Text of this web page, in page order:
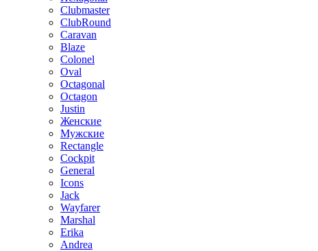
Clubmaster
ClubRound
Caravan
Blaze
Colonel
Oval
Octagonal
Octagon
Justin
Женские
Мужские
Rectangle
Cockpit
General
Icons
Jack
Wayfarer
Marshal
Erika
Andrea